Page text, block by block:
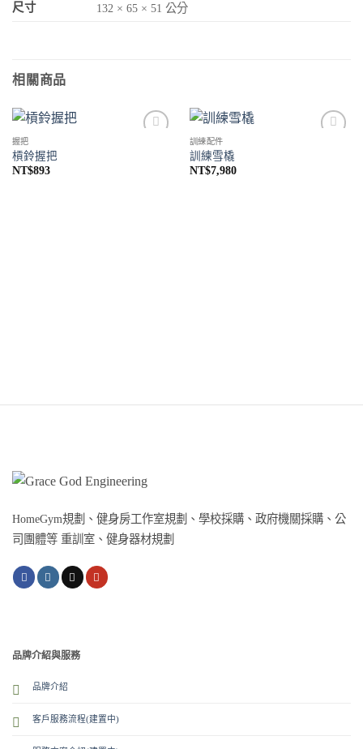
尺寸
132 × 65 × 51 公分
相關商品
握把
槓鈴握把
NT$893
訓練配件
訓練雪橇
NT$7,980
HomeGym規劃、健身房工作室規劃、學校採購、政府機關採購、公
司團體等 重訓室、健身器材規劃
品牌介紹與服務
品牌介紹
客戶服務流程(建置中)